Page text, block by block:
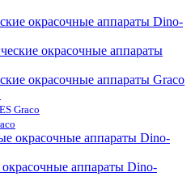
окрасочные аппараты Dino-
окрасочные аппараты Graco
Graco
аппараты Dino-